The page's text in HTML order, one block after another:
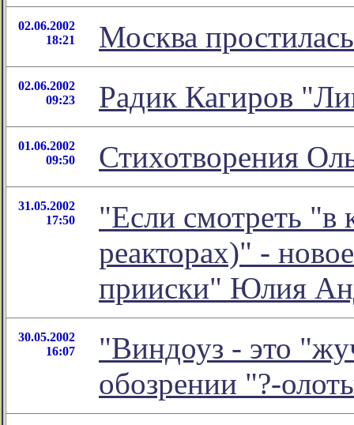
02.06.2002
18:21
Москва
02.06.2002
09:23
Радик Кагиров
01.06.2002
09:50
Стихотворения
31.05.2002
17:50
"Если смотреть "в
реакторах)" -
прииски" Юлия
30.05.2002
16:07
"Виндоуз - это
обозрении "?-